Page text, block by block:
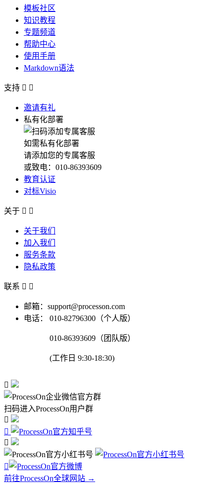
模板社区
知识教程
专题频道
帮助中心
使用手册
Markdown语法
支持  
邀请有礼
私有化部署
如需私有化部署
请添加您的专属客服
或致电：010-86393609
教育认证
对标Visio
关于  
关于我们
加入我们
服务条款
隐私政策
联系  
邮箱：support@processon.com
电话：
010-82796300（个人版）
010-86393609（团队版）
(工作日 9:30-18:30)

扫码进入ProcessOn用户群




前往ProcessOn全球网站 →